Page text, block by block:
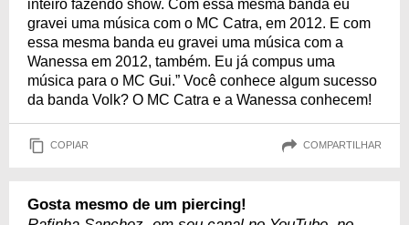
inteiro fazendo show. Com essa mesma banda eu
gravei uma música com o MC Catra, em 2012. E com
essa mesma banda eu gravei uma música com a
Wanessa em 2012, também. Eu já compus uma
música para o MC Gui.” Você conhece algum sucesso
da banda Volk? O MC Catra e a Wanessa conhecem!
COPIAR COMPARTILHAR
Gosta mesmo de um piercing!